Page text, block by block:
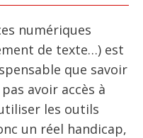
numériques
de texte…) est
que savoir
avoir accès à
les outils
un réel handicap,